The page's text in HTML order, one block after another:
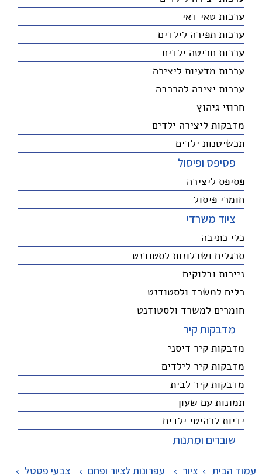
ערכות טאי דאי
ערכות תפירה לילדים
ערכות חריטה ילדים
ערכות מדעיות ליצירה
ערכות יצירה להרכבה
חרוזי גיהוץ
מדבקות ליצירה ילדים
תכשיטנות ילדים
פסיפס ופיסול
פסיפס ליצירה
חומרי פיסול
ציוד משרדי
כלי כתיבה
סרגלים ושבלונות לסטודנט
ניירות ובלוקים
כלים למשרד ולסטודנט
חומרים למשרד ולסטודנט
מדבקות קיר
מדבקות קיר דיסני
מדבקות קיר לילדים
מדבקות קיר לבית
תמונות עם שעון
ידיות לרהיטי ילדים
שוברים ומתנות
עמוד הבית ציור > עפרונות לציור ופחם > צבעי פסטל >